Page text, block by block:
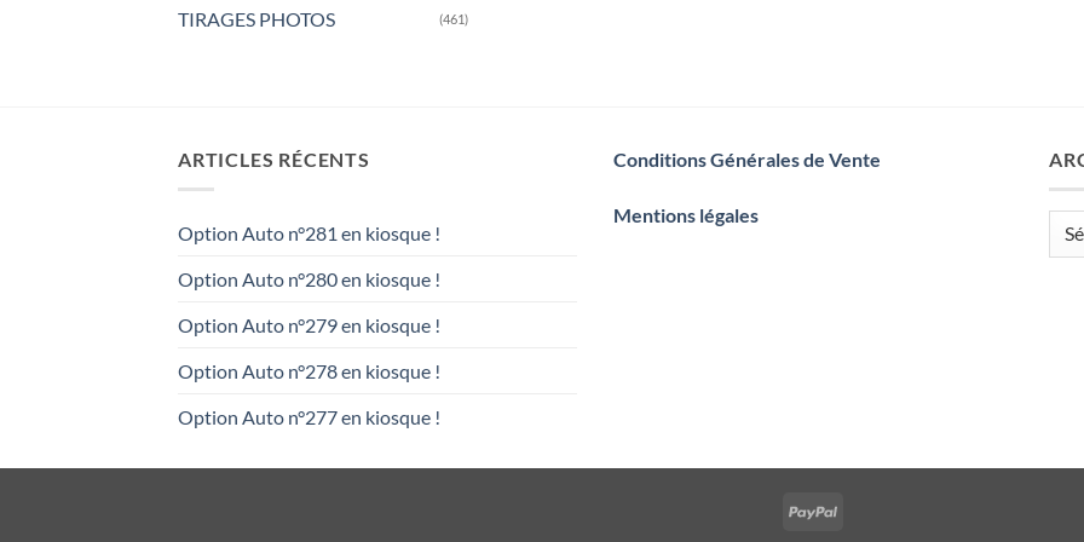
TIRAGES PHOTOS (461)
ARTICLES RÉCENTS
Option Auto n°281 en kiosque !
Option Auto n°280 en kiosque !
Option Auto n°279 en kiosque !
Option Auto n°278 en kiosque !
Option Auto n°277 en kiosque !
Conditions Générales de Vente
Mentions légales
PayPal